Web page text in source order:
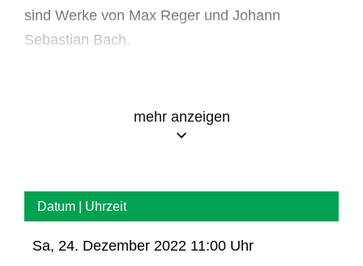
sind Werke von Max Reger und Johann
Sebastian Bach.
mehr anzeigen
Datum | Uhrzeit
Sa, 24. Dezember 2022 11:00 Uhr